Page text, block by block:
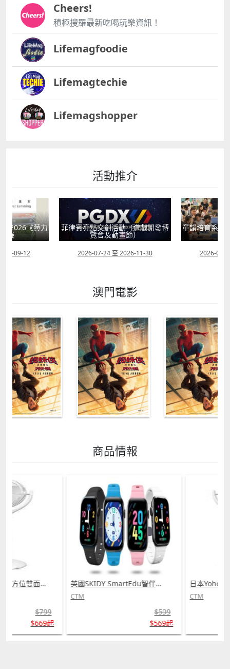
Cheers!
積極搜羅最新吃喝玩樂資訊！
Lifemagfoodie
Lifemagtechie
Lifemagshopper
活動推介
獻2026《藝力
展
09-12
菲律賓亮點文創活動（遊戲開發博
覽會及動畫節）
2026-07-24 至 2026-11-30
童韻培育系列
2026-07-
澳門電影
商品情報
日本Yohome 5D全方位雙面雙葉對流淨化智能語音伸縮循環扇 PRO (需訂貨)
$799
$669起
英國SKIDY SmartEdu智伴高清流暢五重定位遠控180°旋攝雙向視頻海外適配兒童智能手錶PRO (需訂貨)
CTM
$599
$569起
CTM